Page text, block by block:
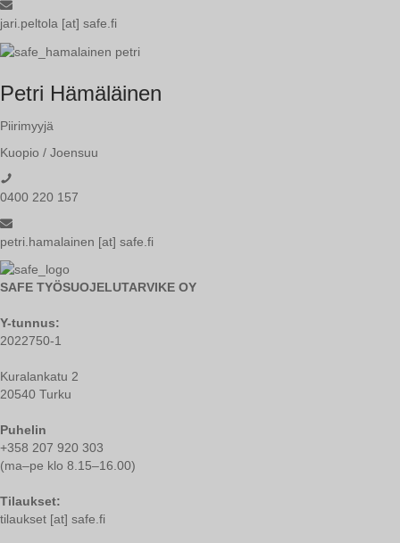
jari.peltola [at] safe.fi
Petri Hämäläinen
Piirimyyjä
Kuopio / Joensuu
0400 220 157
petri.hamalainen [at] safe.fi
SAFE TYÖSUOJELUTARVIKE OY
Y-tunnus:
2022750-1
Kuralankatu 2
20540 Turku
Puhelin
+358 207 920 303
(ma–pe klo 8.15–16.00)
Tilaukset:
tilaukset [at] safe.fi